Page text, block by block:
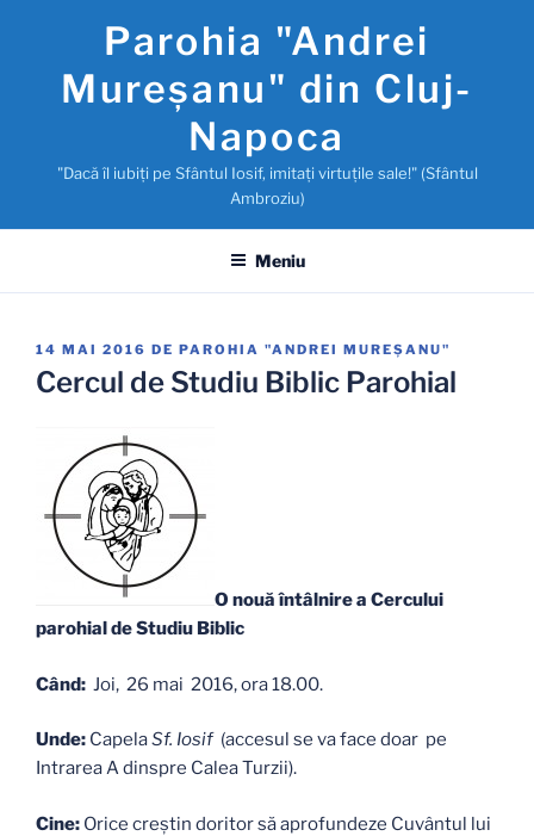
conținut
Parohia "Andrei
Mureşanu" din Cluj-
Napoca
"Dacă îl iubiţi pe Sfântul Iosif, imitaţi virtuţile sale!" (Sfântul
Ambroziu)
Meniu
PUBLICAT
PE
14 MAI 2016 DE PAROHIA "ANDREI MUREŞANU"
Cercul de Studiu Biblic Parohial
O nouă întâlnire a Cercului
parohial de Studiu Biblic
Când: Joi, 26 mai 2016, ora 18.00.
Unde: CapelaSf. Iosif(accesul se va face doar pe
Intrarea A dinspre Calea Turzii).
Cine: Orice creştin doritor să aprofundeze Cuvântul lui